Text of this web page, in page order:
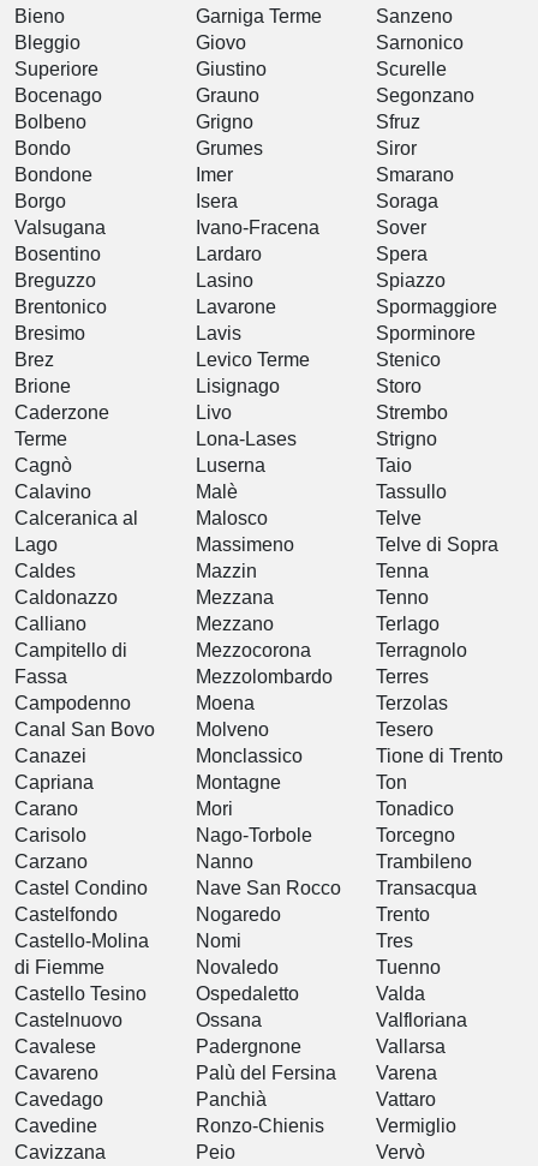
Bieno
Bleggio
Superiore
Bocenago
Bolbeno
Bondo
Bondone
Borgo
Valsugana
Bosentino
Breguzzo
Brentonico
Bresimo
Brez
Brione
Caderzone
Terme
Cagnò
Calavino
Calceranica al
Lago
Caldes
Caldonazzo
Calliano
Campitello di
Fassa
Campodenno
Canal San Bovo
Canazei
Capriana
Carano
Carisolo
Carzano
Castel Condino
Castelfondo
Castello-Molina
di Fiemme
Castello Tesino
Castelnuovo
Cavalese
Cavareno
Cavedago
Cavedine
Cavizzana
Garniga Terme
Giovo
Giustino
Grauno
Grigno
Grumes
Imer
Isera
Ivano-Fracena
Lardaro
Lasino
Lavarone
Lavis
Levico Terme
Lisignago
Livo
Lona-Lases
Luserna
Malè
Malosco
Massimeno
Mazzin
Mezzana
Mezzano
Mezzocorona
Mezzolombardo
Moena
Molveno
Monclassico
Montagne
Mori
Nago-Torbole
Nanno
Nave San Rocco
Nogaredo
Nomi
Novaledo
Ospedaletto
Ossana
Padergnone
Palù del Fersina
Panchià
Ronzo-Chienis
Peio
Sanzeno
Sarnonico
Scurelle
Segonzano
Sfruz
Siror
Smarano
Soraga
Sover
Spera
Spiazzo
Spormaggiore
Sporminore
Stenico
Storo
Strembo
Strigno
Taio
Tassullo
Telve
Telve di Sopra
Tenna
Tenno
Terlago
Terragnolo
Terres
Terzolas
Tesero
Tione di Trento
Ton
Tonadico
Torcegno
Trambileno
Transacqua
Trento
Tres
Tuenno
Valda
Valfloriana
Vallarsa
Varena
Vattaro
Vermiglio
Vervò